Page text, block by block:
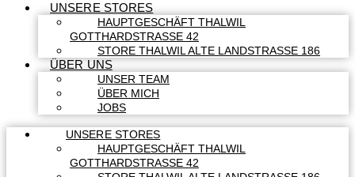
UNSERE STORES
HAUPTGESCHÄFT THALWIL
GOTTHARDSTRASSE 42
STORE THALWIL ALTE LANDSTRASSE 186
ÜBER UNS
UNSER TEAM
ÜBER MICH
JOBS
UNSERE STORES
HAUPTGESCHÄFT THALWIL
GOTTHARDSTRASSE 42